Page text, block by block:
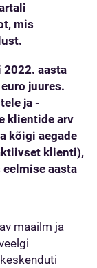
mis
2022. aasta
juures.
ja -
klientide arv
kõigi aegade
klienti),
aasta
maailm ja